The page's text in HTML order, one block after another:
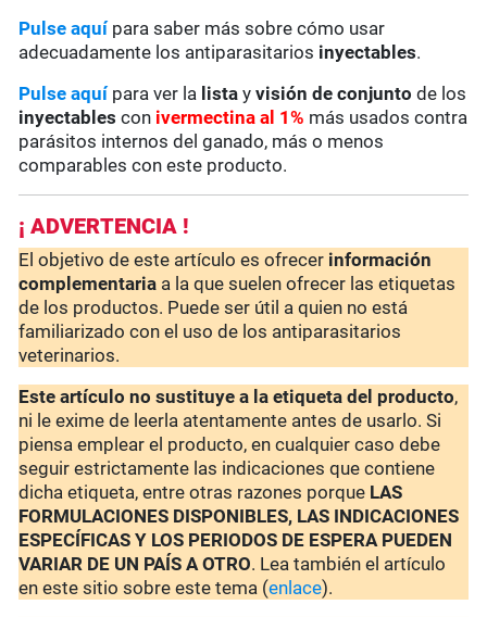
Pulse aquípara saber más sobre cómo usar
adecuadamente los antiparasitarios inyectables.
Pulse aquí para ver la lista yvisión de conjunto de los
inyectables con ivermectina al 1% más usados contra
parásitos internos del ganado, más o menos
comparables con este producto.
¡ ADVERTENCIA !
El objetivo de este artículo es ofrecer información
complementaria a la que suelen ofrecer las etiquetas
de los productos. Puede ser útil a quien no está
familiarizado con el uso de los antiparasitarios
veterinarios.
Este artículo no sustituye a la etiqueta del producto,
ni le exime de leerla atentamente antes de usarlo. Si
piensa emplear el producto, en cualquier caso debe
seguir estrictamente las indicaciones que contiene
dicha etiqueta, entre otras razones porque LAS
FORMULACIONES DISPONIBLES, LAS INDICACIONES
ESPECÍFICAS Y LOS PERIODOS DE ESPERA PUEDEN
VARIAR DE UN PAÍS A OTRO. Lea también el artículo
en este sitio sobre este tema (enlace).